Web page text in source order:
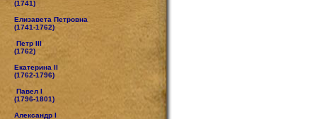
(1741)
Елизавета Петровна
(1741-1762)
Петр III
(1762)
Екатерина II
(1762-1796)
Павел I
(1796-1801)
Александр I